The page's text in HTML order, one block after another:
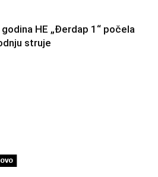
HE „Đerdap 1“ počela
struje